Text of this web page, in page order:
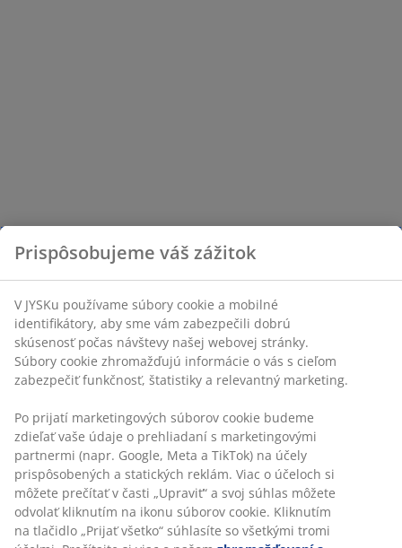
Prispôsobujeme váš zážitok
V JYSKu používame súbory cookie a mobilné
identifikátory, aby sme vám zabezpečili dobrú
skúsenosť počas návštevy našej webovej stránky.
Súbory cookie zhromažďujú informácie o vás s cieľom
zabezpečiť funkčnosť, štatistiky a relevantný marketing.
Po prijatí marketingových súborov cookie budeme
zdieľať vaše údaje o prehliadaní s marketingovými
partnermi (napr. Google, Meta a TikTok) na účely
prispôsobených a statických reklám. Viac o účeloch si
môžete prečítať v časti „Upraviť“ a svoj súhlas môžete
odvolať kliknutím na ikonu súborov cookie. Kliknutím
na tlačidlo „Prijať všetko“ súhlasíte so všetkými tromi